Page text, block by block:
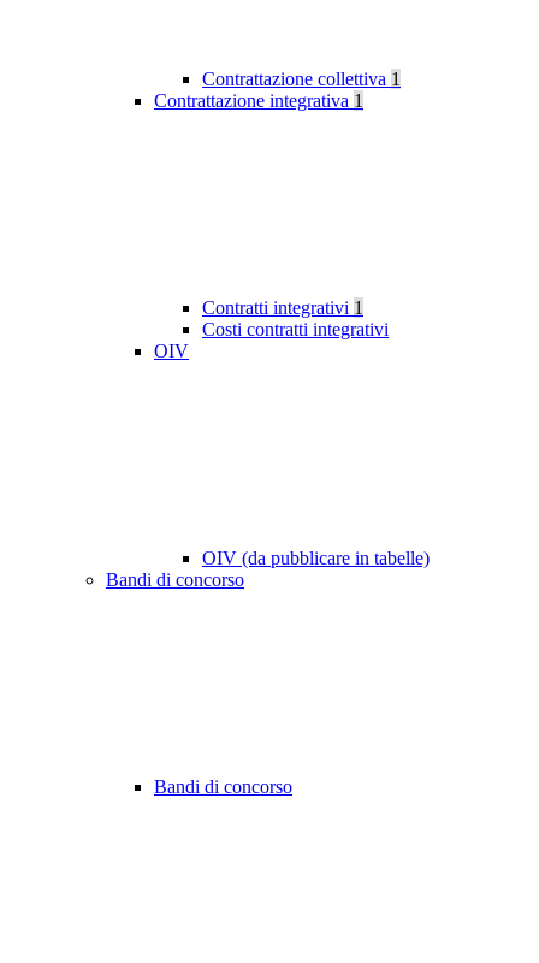
Contrattazione collettiva 1
Contrattazione integrativa 1
Contratti integrativi 1
Costi contratti integrativi
OIV
OIV (da pubblicare in tabelle)
Bandi di concorso
Bandi di concorso